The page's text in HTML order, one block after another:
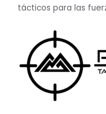
tácticos para las